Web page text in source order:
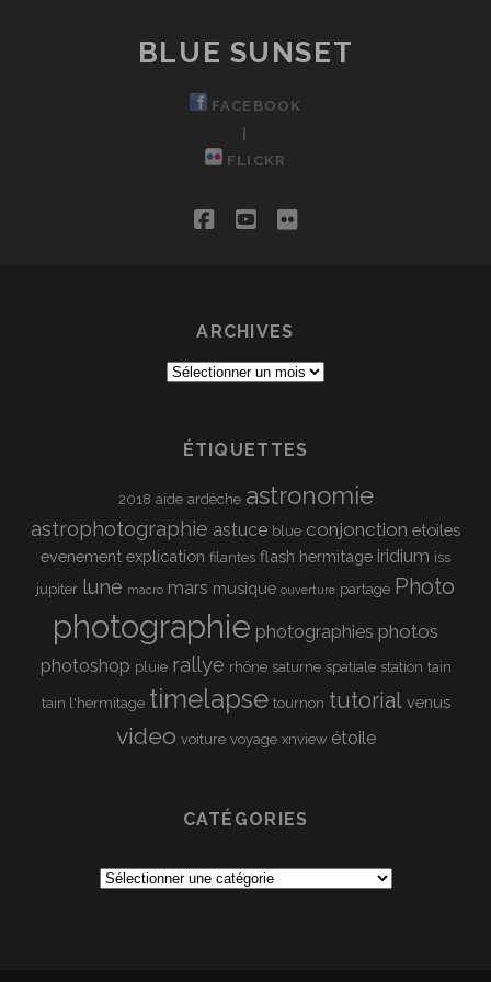
BLUE SUNSET
FACEBOOK
|
FLICKR
facebook
youtube
flickr
ARCHIVES
Archives
ÉTIQUETTES
2018 aide ardèche astronomie
astrophotographie astuce blue conjonction etoiles
evenement explication filantes flash hermitage iridium iss
jupiter lune macro mars musique ouverture partage Photo
photographie photographies photos
photoshop pluie rallye rhône saturne spatiale station tain
tain l'hermitage timelapse tournon tutorial venus
video voiture voyage xnview étoile
CATÉGORIES